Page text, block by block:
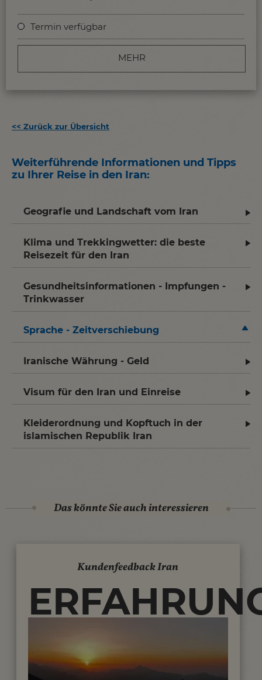
Termin verfügbar
MEHR
<< Zurück zur Übersicht
Weiterführende Informationen und Tipps
zu Ihrer Reise in den Iran:
Geografie und Landschaft vom Iran
Klima und Trekkingwetter: die beste
Reisezeit für den Iran
Gesundheitsinformationen - Impfungen -
Trinkwasser
Sprache - Zeitverschiebung
Iranische Währung - Geld
Visum für den Iran und Einreise
Kleiderordnung und Kopftuch in der
islamischen Republik Iran
Das könnte Sie auch interessieren
Kundenfeedback Iran
UNSERER